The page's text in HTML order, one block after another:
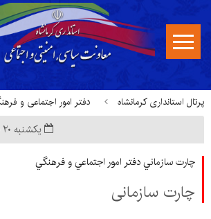
پرتال استانداری کرمانشاه دفتر امور اجتماعی و
یکشنبه ۲۰ فروردین ۱۳۹۶ / ۱۲:۳۴
چارت سازماني دفتر امور اجتماعي و فرهنگي
چارت سازمانی